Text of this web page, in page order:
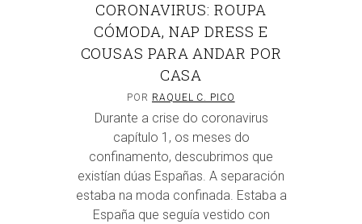
CORONAVIRUS: ROUPA
CÓMODA, NAP DRESS E
COUSAS PARA ANDAR POR
CASA
POR RAQUEL C. PICO
Durante a crise do coronavirus
capítulo 1, os meses do
confinamento, descubrimos que
existían dúas Españas. A separación
estaba na moda confinada. Estaba a
España que seguía vestido con